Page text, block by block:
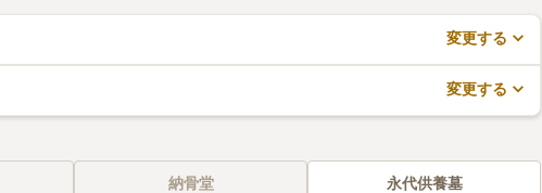
変更する
変更する
納骨堂 永代供養墓